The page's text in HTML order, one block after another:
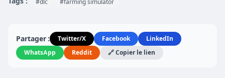
#dlc #farming simulator
Partager : Twitter/X Facebook
LinkedIn
WhatsApp
Reddit 🔗 Copier le lien